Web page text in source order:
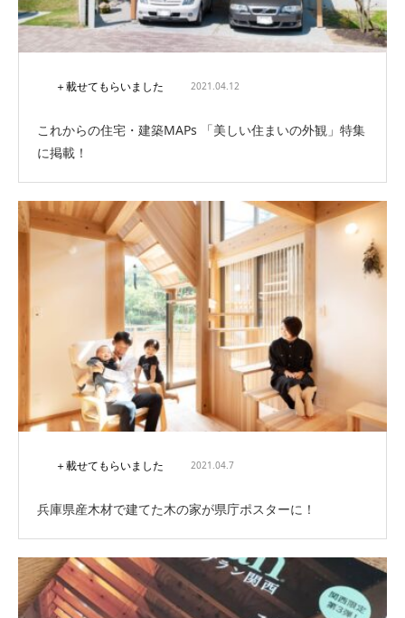
＋載せてもらいました 2021.04.12
これからの住宅・建築MAPs 「美しい住まいの外観」特集
に掲載！
＋載せてもらいました 2021.04.7
兵庫県産木材で建てた木の家が県庁ポスターに！